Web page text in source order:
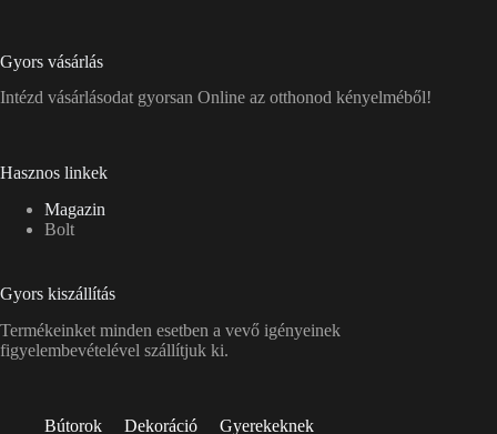
Gyors vásárlás
Intézd vásárlásodat gyorsan Online az otthonod kényelméből!
Hasznos linkek
Magazin
Bolt
Gyors kiszállítás
Termékeinket minden esetben a vevő igényeinek
figyelembevételével szállítjuk ki.
Bútorok Dekoráció Gyerekeknek